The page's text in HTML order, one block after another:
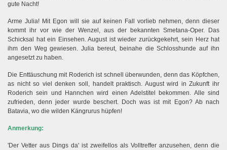
gute Nacht!
Arme Julia! Mit Egon will sie auf keinen Fall vorlieb nehmen, denn dieser
kommt ihr vor wie der Wenzel, aus der bekannten Smetana-Oper. Das
Schicksal hat ein Einsehen. August ist wieder zurückgekehrt, sein Herz hat
ihm den Weg gewiesen. Julia bereut, beinahe die Schlosshunde auf ihn
angesetzt zu haben.
Die Enttäuschung mit Roderich ist schnell überwunden, denn das Köpfchen,
as nicht so viel denken soll, handelt praktisch. August wird in Zukunft ihr
Roderich sein und Hannchen wird einen Adelstitel bekommen. Alle sind
zufrieden, denn jeder wurde beschert. Doch was ist mit Egon? Ab nach
Batavia, wo die wilden Kängrurus hüpfen!
Anmerkung:
'Der Vetter aus Dings da' ist zweifellos als Volltreffer anzusehen, denn die